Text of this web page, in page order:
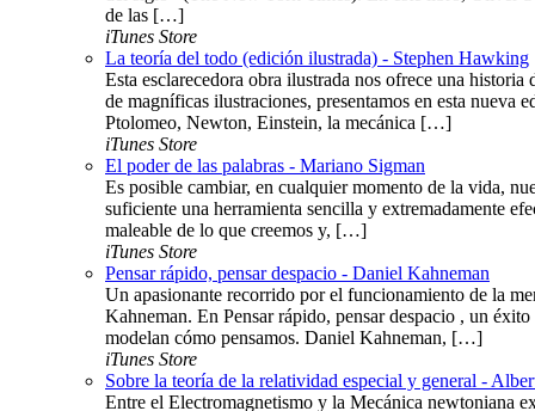
de las […]
iTunes Store
La teoría del todo (edición ilustrada) - Stephen Hawking
Esta esclarecedora obra ilustrada nos ofrece una
de magníficas ilustraciones, presentamos en esta
Ptolomeo, Newton, Einstein, la mecánica […]
iTunes Store
El poder de las palabras - Mariano Sigman
Es posible cambiar, en cualquier momento de la vida,
suficiente una herramienta sencilla y extremadamente
maleable de lo que creemos y, […]
iTunes Store
Pensar rápido, pensar despacio - Daniel Kahneman
Un apasionante recorrido por el funcionamiento de la
Kahneman. En Pensar rápido, pensar despacio , un
modelan cómo pensamos. Daniel Kahneman, […]
iTunes Store
Sobre la teoría de la relatividad especial y general -
Entre el Electromagnetismo y la Mecánica newtoniana